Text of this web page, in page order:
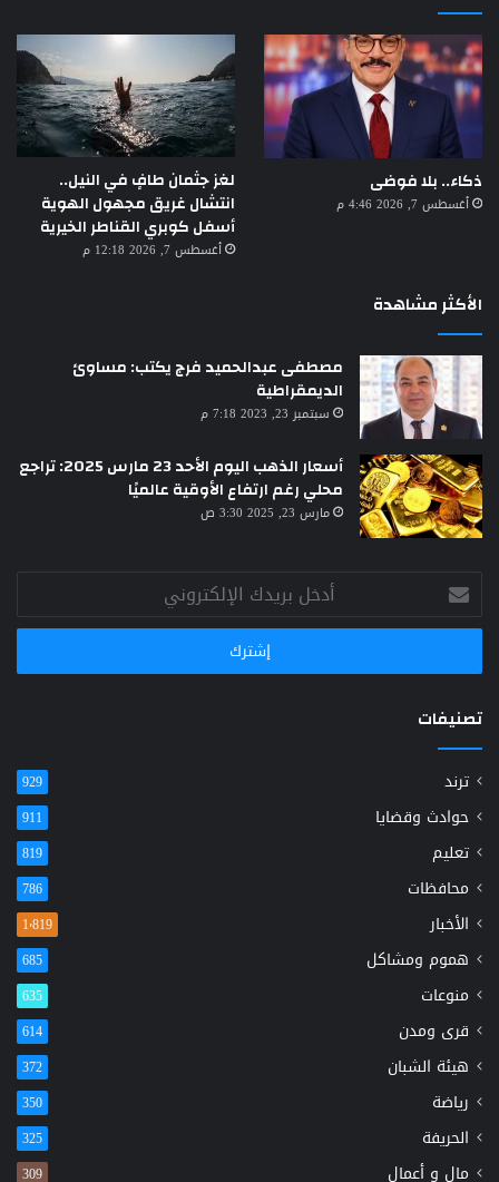
ذكاء.. بلا فوضى
أغسطس 7, 2026 4:46 م
لغز جثمان طافٍ في النيل..
انتشال غريق مجهول الهوية
أسفل كوبري القناطر الخيرية
أغسطس 7, 2026 12:18 م
الأكثر مشاهدة
مصطفى عبدالحميد فرج يكتب: مساوئ
الديمقراطية
سبتمبر 23, 2023 7:18 م
أسعار الذهب اليوم الأحد 23 مارس 2025: تراجع
محلي رغم ارتفاع الأوقية عالميًا
مارس 23, 2025 3:30 ص
أدخل
بريدك
الإلكتروني
تصنيفات
ترند 929
حوادث وقضايا 911
تعليم 819
محافظات 786
الأخبار 1٬819
هموم ومشاكل 685
منوعات 635
قرى ومدن 614
هيئة الشبان 372
رياضة 350
الحريفة 325
مال و أعمال 309